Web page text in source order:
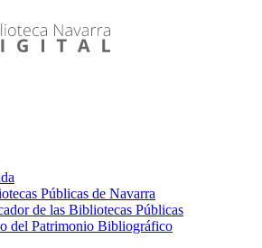
Públicas de Navarra
de las Bibliotecas Públicas
del Patrimonio Bibliográfico